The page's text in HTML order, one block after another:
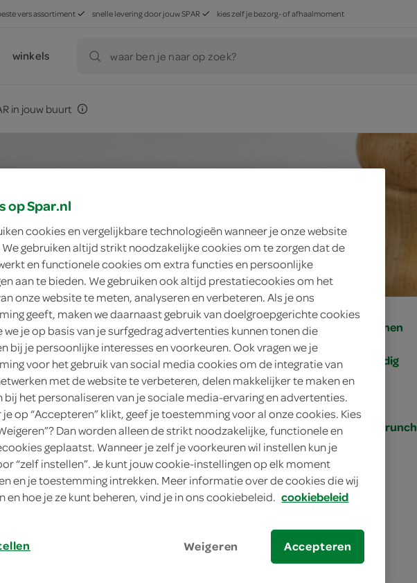
vers assortiment snelle levering door jouw SPAR kies zelf je bezorg- of afhaalmoment
winkels waar ben je naar op zoek?
in jouw buurt
4 personen
eenvoudig
15 min.
lunch, brunch
met kruiden en gerookte zalm
met kruiden en
op Spar.nl
cookies en vergelijkbare technologieën wanneer je onze website
gebruiken altijd strikt noodzakelijke cookies om te zorgen dat de
en functionele cookies om extra functies en persoonlijke
aan te bieden. We gebruiken ook altijd prestatiecookies om het
onze website te meten, analyseren en verbeteren. Als je ons
geeft, maken we daarnaast gebruik van doelgroepgerichte cookies
we je op basis van je surfgedrag advertenties kunnen tonen die
bij je persoonlijke interesses en voorkeuren. Ook vragen we je
voor het gebruik van social media cookies om de integratie van
met de website te verbeteren, delen makkelijker te maken en
bij het personaliseren van je sociale media-ervaring en advertenties.
je op “Accepteren” klikt, geef je toestemming voor al onze cookies. Kies
Dan worden alleen de strikt noodzakelijke, functionele en
geplaatst. Wanneer je zelf je voorkeuren wil instellen kun je
“zelf instellen”. Je kunt jouw cookie-instellingen op elk moment
en je toestemming intrekken. Meer informatie over de cookies die wij
en hoe je ze kunt beheren, vind je in ons cookiebeleid. cookiebeleid
Weigeren Accepteren